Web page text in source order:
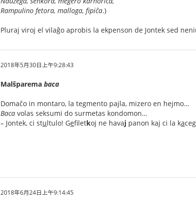
Rampulino fetora, malloga, fipiĉa.)
Pluraj viroj el vilaĝo aprobis la ekpenson de Jontek sed
2018年5月30日上午9:28:43
Malŝparema baca
Domaĉo in montaro, la tegmento pajla, mizero en hejmo…
Baca volas seksumi do surmetas kondomon…
– Jontek, ci stultulo! Gefiletkoj ne havaj panon kaj ci la ka
2018年6月24日上午9:14:45